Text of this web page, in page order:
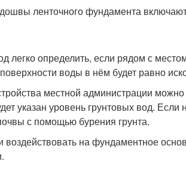
ленточного фундамента
легко определить, если рядом с
воды в нём будет равно
местной администрации
указан уровень грунтовых вод. Если
с помощью бурения грунта.
на фундаментное